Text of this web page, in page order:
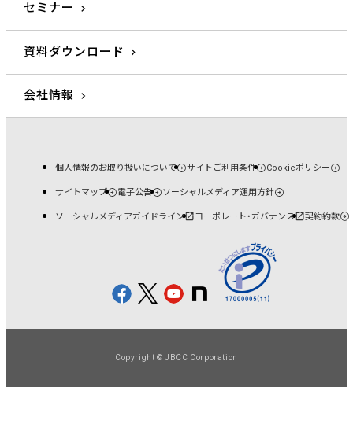
セミナー
資料ダウンロード
会社情報
個人情報のお取り扱いについて サイトご利用条件 Cookieポリシー
サイトマップ 電子公告 ソーシャルメディア運用方針
ソーシャルメディアガイドライン コーポレート・ガバナンス 契約約款
Copyright © JBCC Corporation